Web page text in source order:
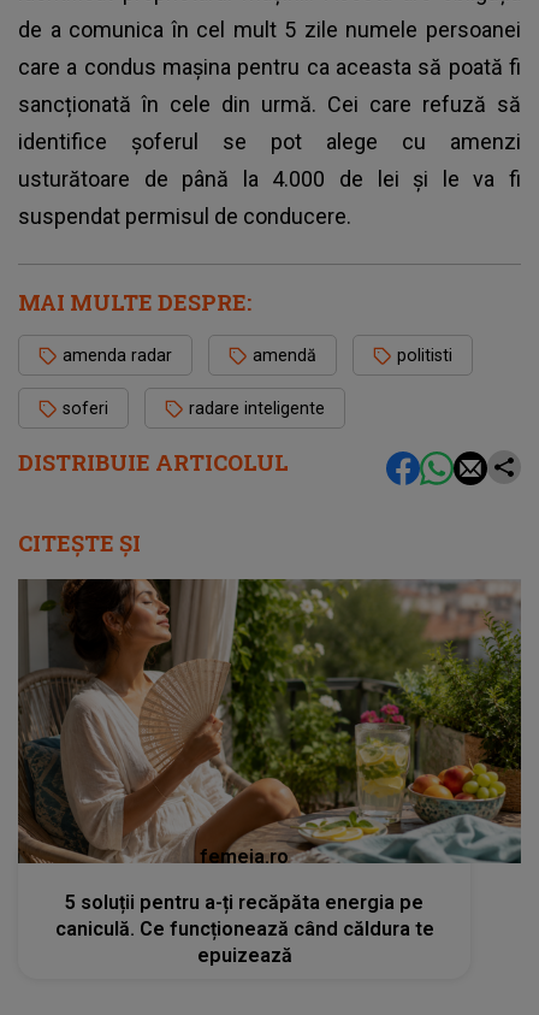
DISTRIBUIE ARTICOLUL
de a comunica în cel mult 5 zile numele persoanei
care a condus mașina pentru ca aceasta să poată fi
sancționată în cele din urmă. Cei care refuză să
identifice șoferul se pot alege cu amenzi
usturătoare de până la 4.000 de lei și le va fi
suspendat permisul de conducere.
MAI MULTE DESPRE:
amenda radar amendă politisti
soferi radare inteligente
CITEȘTE ȘI
femeia.ro
5 soluții pentru a-ți recăpăta energia pe
caniculă. Ce funcționează când căldura te
epuizează